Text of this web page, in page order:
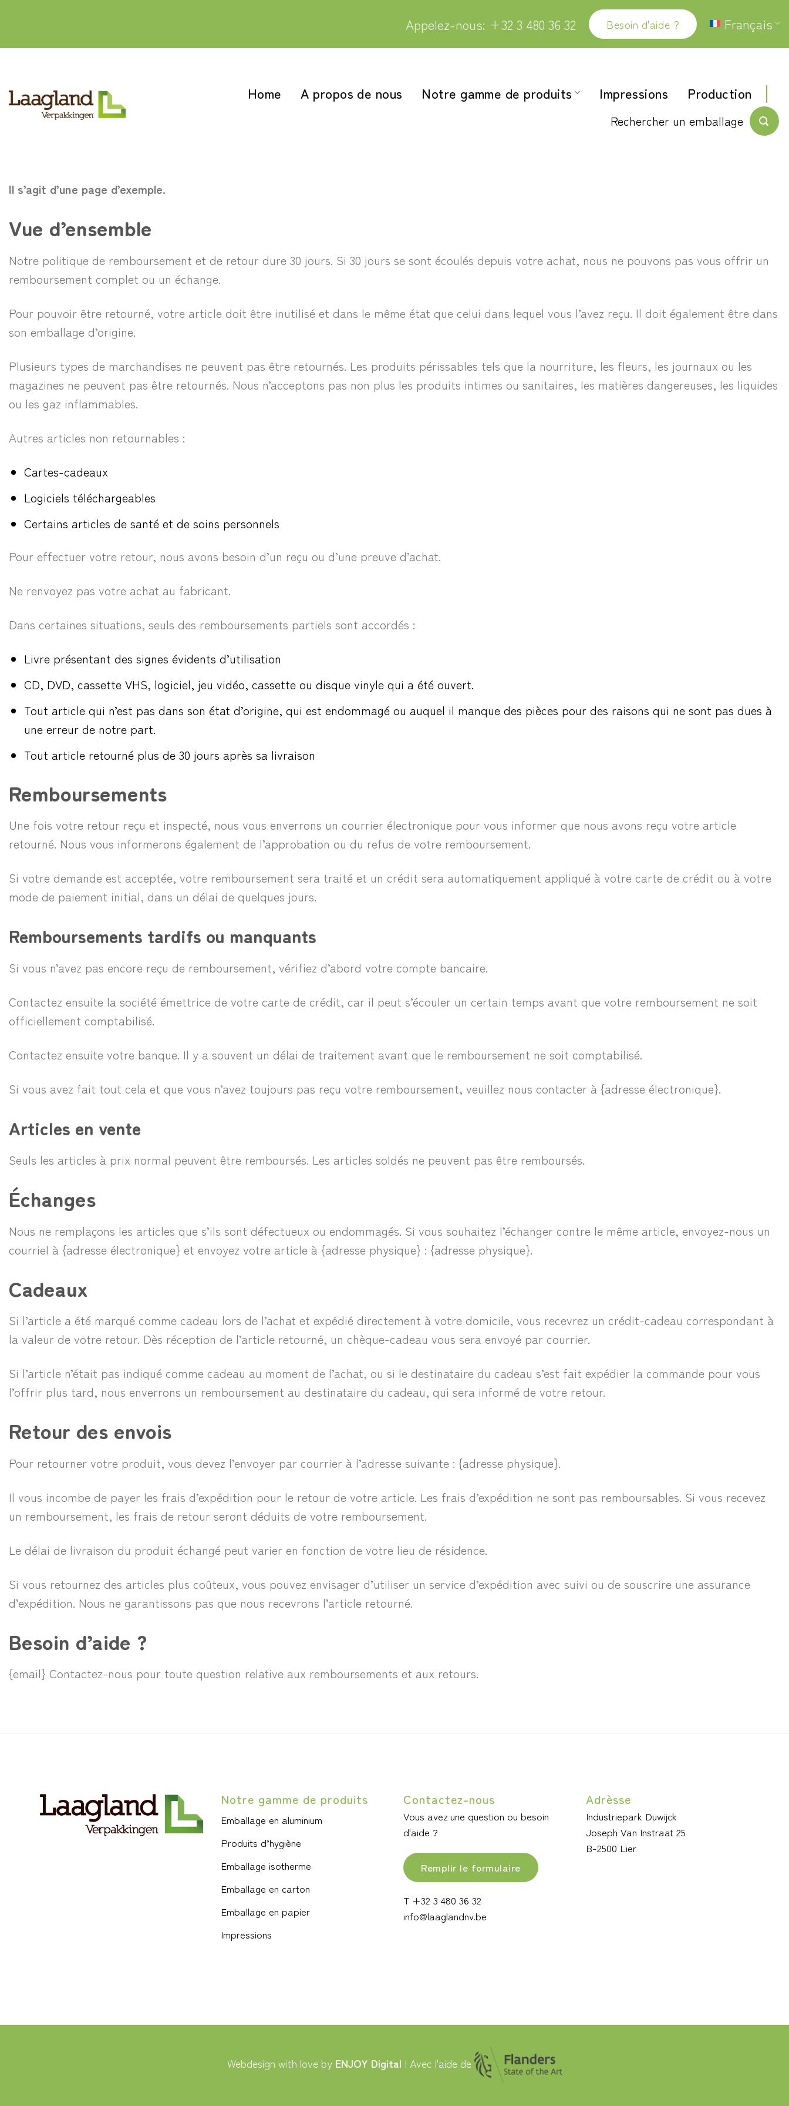
Appelez-nous: +32 3 480 36 32 Besoin d'aide ? Français
Home A propos de nous Notre gamme de produits Impressions Production
Rechercher un emballage
Il s’agit d’une page d’exemple.
Vue d’ensemble
Notre politique de remboursement et de retour dure 30 jours. Si 30 jours se sont écoulés depuis votre achat, nous ne pouvons pas vous offrir un
remboursement complet ou un échange.
Pour pouvoir être retourné, votre article doit être inutilisé et dans le même état que celui dans lequel vous l’avez reçu. Il doit également être dans
son emballage d’origine.
Plusieurs types de marchandises ne peuvent pas être retournés. Les produits périssables tels que la nourriture, les fleurs, les journaux ou les
magazines ne peuvent pas être retournés. Nous n’acceptons pas non plus les produits intimes ou sanitaires, les matières dangereuses, les liquides
ou les gaz inflammables.
Autres articles non retournables :
Cartes-cadeaux
Logiciels téléchargeables
Certains articles de santé et de soins personnels
Pour effectuer votre retour, nous avons besoin d’un reçu ou d’une preuve d’achat.
Ne renvoyez pas votre achat au fabricant.
Dans certaines situations, seuls des remboursements partiels sont accordés :
Livre présentant des signes évidents d’utilisation
CD, DVD, cassette VHS, logiciel, jeu vidéo, cassette ou disque vinyle qui a été ouvert.
Tout article qui n’est pas dans son état d’origine, qui est endommagé ou auquel il manque des pièces pour des raisons qui ne sont pas dues à
une erreur de notre part.
Tout article retourné plus de 30 jours après sa livraison
Remboursements
Une fois votre retour reçu et inspecté, nous vous enverrons un courrier électronique pour vous informer que nous avons reçu votre article
retourné. Nous vous informerons également de l’approbation ou du refus de votre remboursement.
Si votre demande est acceptée, votre remboursement sera traité et un crédit sera automatiquement appliqué à votre carte de crédit ou à votre
mode de paiement initial, dans un délai de quelques jours.
Remboursements tardifs ou manquants
Si vous n’avez pas encore reçu de remboursement, vérifiez d’abord votre compte bancaire.
Contactez ensuite la société émettrice de votre carte de crédit, car il peut s’écouler un certain temps avant que votre remboursement ne soit
officiellement comptabilisé.
Contactez ensuite votre banque. Il y a souvent un délai de traitement avant que le remboursement ne soit comptabilisé.
Si vous avez fait tout cela et que vous n’avez toujours pas reçu votre remboursement, veuillez nous contacter à {adresse électronique}.
Articles en vente
Seuls les articles à prix normal peuvent être remboursés. Les articles soldés ne peuvent pas être remboursés.
Échanges
Nous ne remplaçons les articles que s’ils sont défectueux ou endommagés. Si vous souhaitez l’échanger contre le même article, envoyez-nous un
courriel à {adresse électronique} et envoyez votre article à {adresse physique} : {adresse physique}.
Cadeaux
Si l’article a été marqué comme cadeau lors de l’achat et expédié directement à votre domicile, vous recevrez un crédit-cadeau correspondant à
la valeur de votre retour. Dès réception de l’article retourné, un chèque-cadeau vous sera envoyé par courrier.
Si l’article n’était pas indiqué comme cadeau au moment de l’achat, ou si le destinataire du cadeau s’est fait expédier la commande pour vous
l’offrir plus tard, nous enverrons un remboursement au destinataire du cadeau, qui sera informé de votre retour.
Retour des envois
Pour retourner votre produit, vous devez l’envoyer par courrier à l’adresse suivante : {adresse physique}.
Il vous incombe de payer les frais d’expédition pour le retour de votre article. Les frais d’expédition ne sont pas remboursables. Si vous recevez
un remboursement, les frais de retour seront déduits de votre remboursement.
Le délai de livraison du produit échangé peut varier en fonction de votre lieu de résidence.
Si vous retournez des articles plus coûteux, vous pouvez envisager d’utiliser un service d’expédition avec suivi ou de souscrire une assurance
d’expédition. Nous ne garantissons pas que nous recevrons l’article retourné.
Besoin d’aide ?
{email} Contactez-nous pour toute question relative aux remboursements et aux retours.
Notre gamme de produits
Emballage en aluminium
Produits d’hygiène
Emballage isotherme
Emballage en carton
Emballage en papier
Impressions
Contactez-nous
Vous avez une question ou besoin
d'aide ?
Remplir le formulaire
T +32 3 480 36 32
info@laaglandnv.be
Adrèsse
Industriepark Duwijck
Joseph Van Instraat 25
B-2500 Lier
Webdesign with love by ENJOY Digital | Avec l'aide de